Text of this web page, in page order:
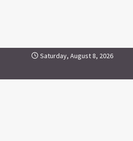
Skip to contentSaturday, August 8, 2026